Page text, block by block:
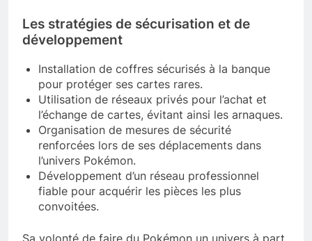
Les stratégies de sécurisation et de
développement
Installation de coffres sécurisés à la banque
pour protéger ses cartes rares.
Utilisation de réseaux privés pour l’achat et
l’échange de cartes, évitant ainsi les arnaques.
Organisation de mesures de sécurité
renforcées lors de ses déplacements dans
l’univers Pokémon.
Développement d’un réseau professionnel
fiable pour acquérir les pièces les plus
convoitées.
Sa volonté de faire du Pokémon un univers à part